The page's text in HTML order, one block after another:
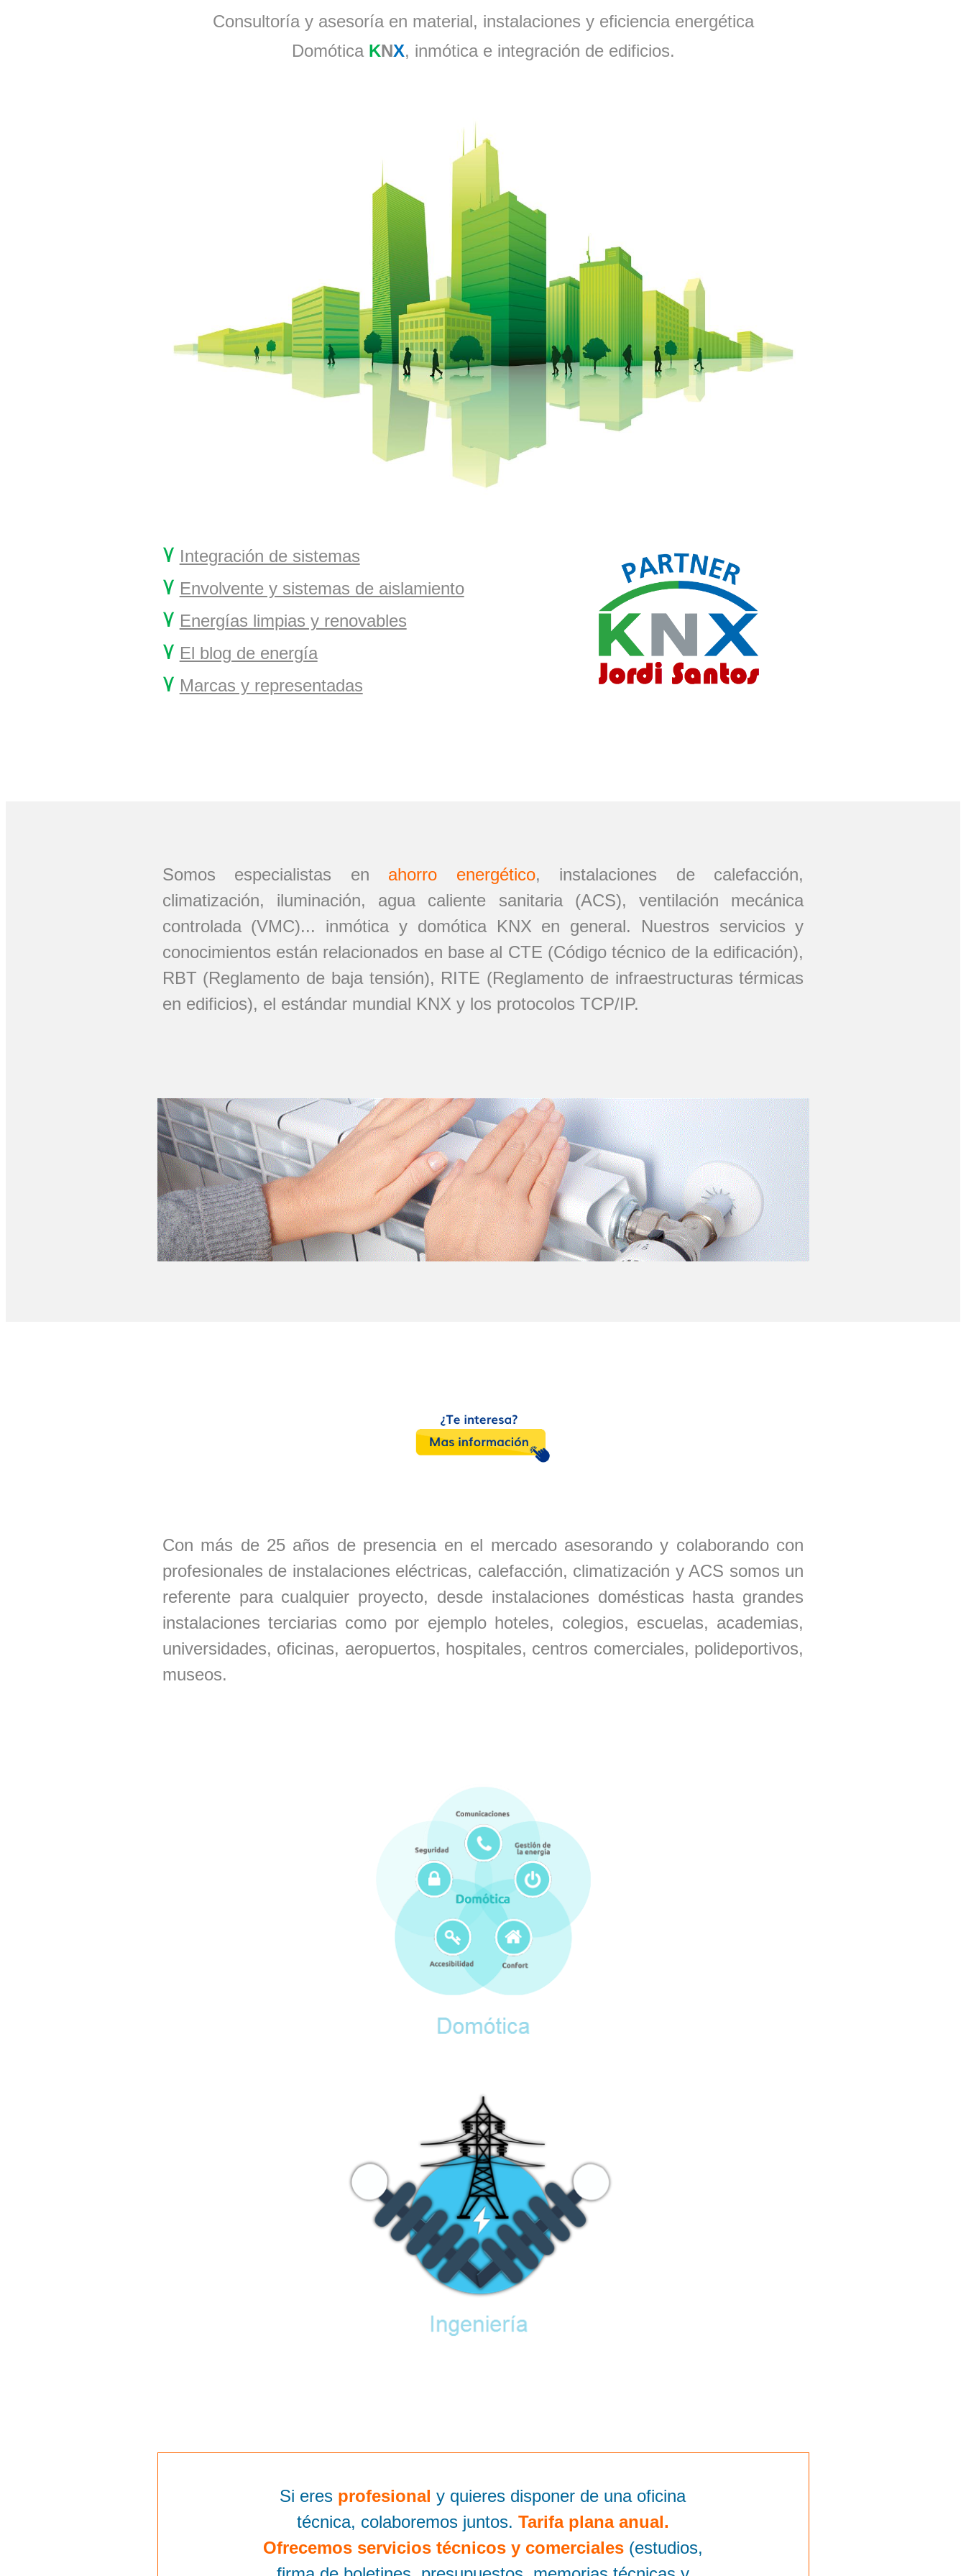
Consultoría y asesoría en material, instalaciones y eficiencia energética
Domótica KNX, inmótica e integración de edificios.
۷ Integración de sistemas
۷ Envolvente y sistemas de aislamiento
۷ Energías limpias y renovables
۷ El blog de energía
۷ Marcas y representadas
Somos especialistas en ahorro energético, instalaciones de calefacción,
climatización, iluminación, agua caliente sanitaria (ACS), ventilación mecánica
controlada (VMC)... inmótica y domótica KNX en general. Nuestros servicios y
conocimientos están relacionados en base al CTE (Código técnico de la edificación),
RBT (Reglamento de baja tensión), RITE (Reglamento de infraestructuras térmicas
en edificios), el estándar mundial KNX y los protocolos TCP/IP.
Con más de 25 años de presencia en el mercado asesorando y colaborando con
profesionales de instalaciones eléctricas, calefacción, climatización y ACS somos un
referente para cualquier proyecto, desde instalaciones domésticas hasta grandes
instalaciones terciarias como por ejemplo hoteles, colegios, escuelas, academias,
universidades, oficinas, aeropuertos, hospitales, centros comerciales, polideportivos,
museos.
Si eres profesional y quieres disponer de una oficina
técnica, colaboremos juntos. Tarifa plana anual.
Ofrecemos servicios técnicos y comerciales (estudios,